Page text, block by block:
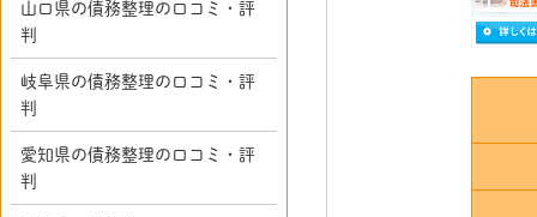
山口県の債務整理の口コミ・評
判
岐阜県の債務整理の口コミ・評
判
愛知県の債務整理の口コミ・評
判